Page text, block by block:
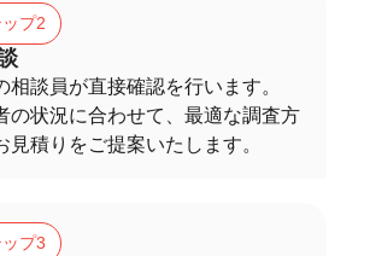
プ2
相談員が直接確認を行います。
の状況に合わせて、最適な調査方
見積りをご提案いたします。
プ3